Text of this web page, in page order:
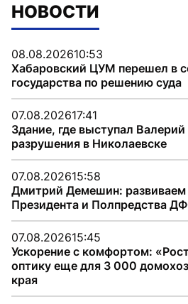
НОВОСТИ
08.08.202610:53
Хабаровский ЦУМ перешел в
государства по решению суда
07.08.202617:41
Здание, где выступал
разрушения в Николаевске
07.08.202615:58
Дмитрий Демешин:
Президента и Полпредства
07.08.202615:45
Ускорение с комфортом:
оптику еще для 3 000
края